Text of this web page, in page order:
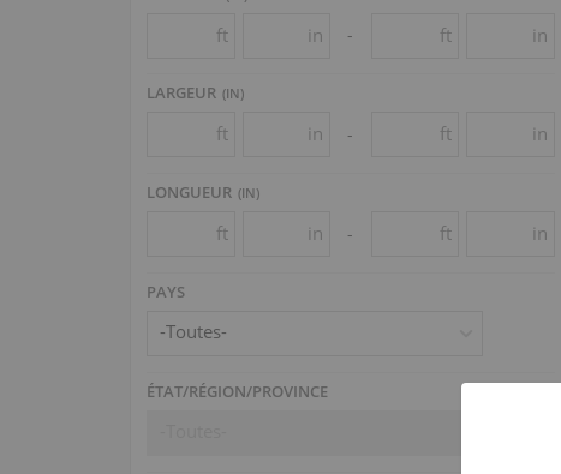
ft in - ft in
LARGEUR (IN)
ft in - ft in
LONGUEUR (IN)
ft in - ft in
PAYS
-Toutes-
ÉTAT/RÉGION/PROVINCE